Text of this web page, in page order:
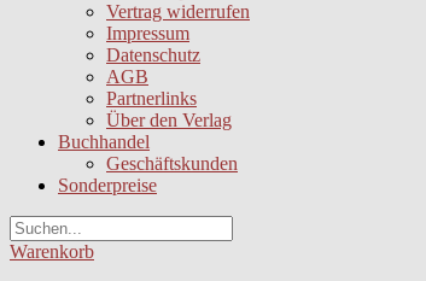
Vertrag widerrufen
Impressum
Datenschutz
AGB
Partnerlinks
Über den Verlag
Buchhandel
Geschäftskunden
Sonderpreise
Warenkorb